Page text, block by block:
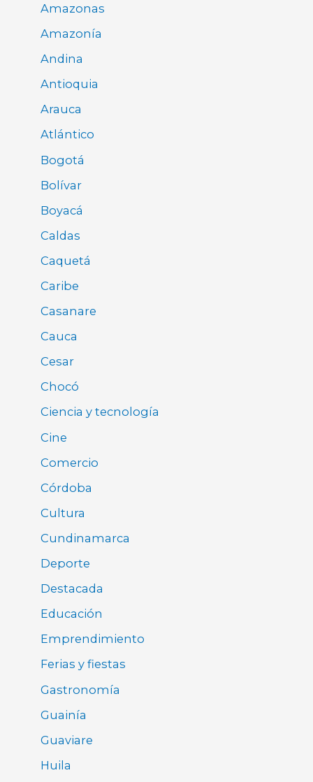
Amazonas
Amazonía
Andina
Antioquia
Arauca
Atlántico
Bogotá
Bolívar
Boyacá
Caldas
Caquetá
Caribe
Casanare
Cauca
Cesar
Chocó
Ciencia y tecnología
Cine
Comercio
Córdoba
Cultura
Cundinamarca
Deporte
Destacada
Educación
Emprendimiento
Ferias y fiestas
Gastronomía
Guainía
Guaviare
Huila